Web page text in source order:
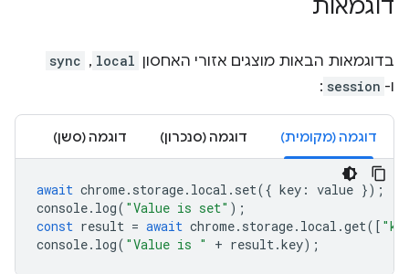
דוגמאות
בדוגמאות הבאות מוצגים אזורי האחסון local
,
sync
ו- session
:
דוגמה (מקומית) דוגמה (סנכרון) דוגמה (סשן)
await chrome. storage. local . set({ key : value });
console. log( "Value is set" );
const result = await chrome. storage. local .get([
console. log( "Value is " + result.key);